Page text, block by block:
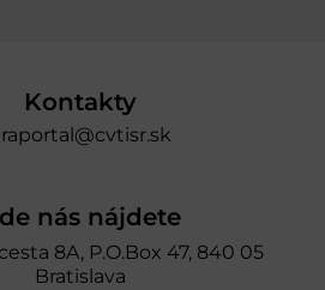
Kontakty
nás nájdete
8A, P.O.Box 47, 840 05
Bratislava